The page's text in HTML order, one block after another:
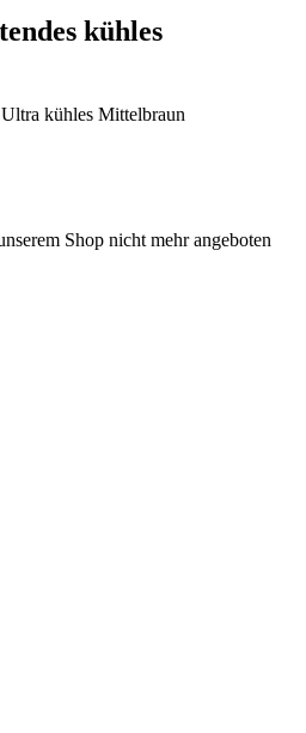
kühles
kühles Mittelbraun
Shop nicht mehr angeboten